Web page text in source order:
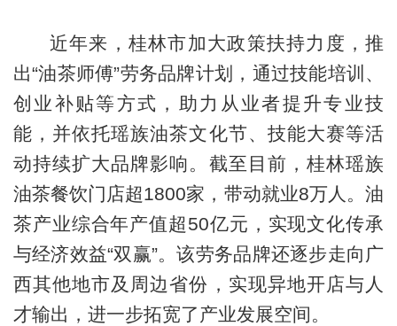
近年来，桂林市加大政策扶持力度，推
出“油茶师傅”劳务品牌计划，通过技能培训、
创业补贴等方式，助力从业者提升专业技
能，并依托瑶族油茶文化节、技能大赛等活
动持续扩大品牌影响。截至目前，桂林瑶族
油茶餐饮门店超1800家，带动就业8万人。油
茶产业综合年产值超50亿元，实现文化传承
与经济效益“双赢”。该劳务品牌还逐步走向广
西其他地市及周边省份，实现异地开店与人
才输出，进一步拓宽了产业发展空间。